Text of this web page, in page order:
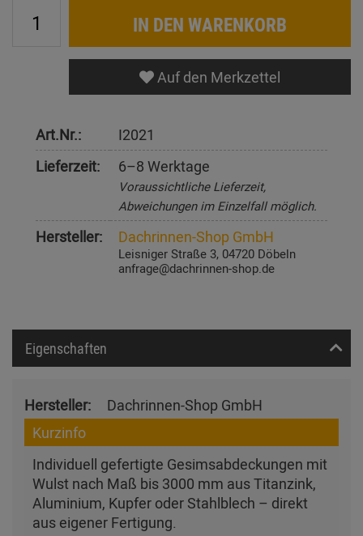
IN DEN WARENKORB
Auf den Merkzettel
Art.Nr.:
I2021
Lieferzeit:
6–8 Werktage
Voraussichtliche Lieferzeit,
Abweichungen im Einzelfall möglich.
Hersteller: Dachrinnen-Shop GmbH
Leisniger Straße 3, 04720 Döbeln
anfrage@dachrinnen-shop.de
Eigenschaften
Hersteller:
Dachrinnen-Shop GmbH
Kurzinfo
Individuell gefertigte Gesimsabdeckungen mit
Wulst nach Maß bis 3000 mm aus Titanzink,
Aluminium, Kupfer oder Stahlblech – direkt
aus eigener Fertigung.